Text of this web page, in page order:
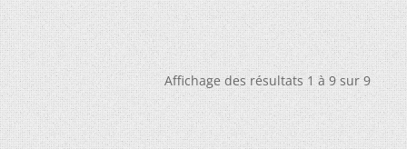
Affichage des résultats 1 à 9 sur 9